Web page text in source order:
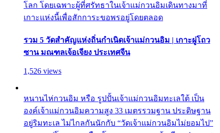
โลก โดยเฉพาะผู้ที่ศรัทธาในเจ้าแม่กวนอิมเดินทางมาที่
เกาะแห่งนี้เพื่อสักการะขอพรอยู่โดยตลอด
รวม 5 วัดสำคัญแห่งถิ่นกำเนิดเจ้าแม่กวนอิม | เกาะผู่โถว
ซาน มณฑลเจ้อเจียง ประเทศจีน
1,526 views
หนานไห่กวนอิม หรือ รูปปั้นเจ้าแม่กวนอิมทะเลใต้ เป็น
องค์เจ้าแม่กวนอิมความสูง 33 เมตรรวมฐาน ประดิษฐาน
อยู่ริมทะเล ไม่ไกลกันนักกับ “วัดเจ้าแม่กวนอิมไม่ยอมไป”